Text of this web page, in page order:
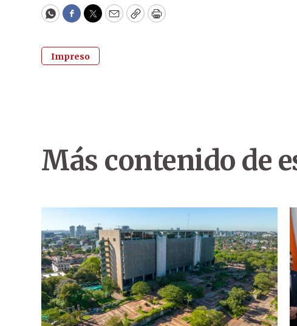
WhatsApp
Facebook
Twitter
EmailCopyPrint
Impreso
Más contenido de